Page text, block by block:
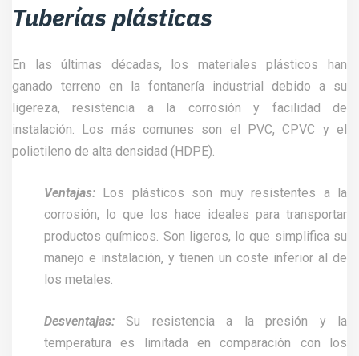
Tuberías plásticas
En las últimas décadas, los materiales plásticos han
ganado terreno en la fontanería industrial debido a su
ligereza, resistencia a la corrosión y facilidad de
instalación. Los más comunes son el PVC, CPVC y el
polietileno de alta densidad (HDPE).
Ventajas: Los plásticos son muy resistentes a la
corrosión, lo que los hace ideales para transportar
productos químicos. Son ligeros, lo que simplifica su
manejo e instalación, y tienen un coste inferior al de
los metales.
Desventajas:Su resistencia a la presión y la
temperatura es limitada en comparación con los